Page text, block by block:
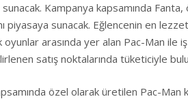
Kampanya kapsamında Fanta,
piyasaya sunacak. Eğlencenin en
oyunlar arasında yer alan Pac-Man ile
satış noktalarında tüketiciyle
özel olarak üretilen Pac-Man